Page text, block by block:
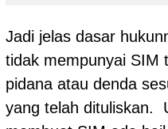
Jadi jelas dasar
tidak mempunyai SIM
pidana atau denda
yang telah dituliskan.